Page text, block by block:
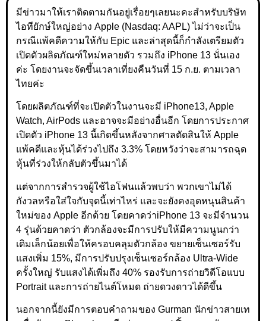
มีข่าวมาให้เราติดตามกันอยู่เรื่อยๆเลยนะคะสำหรับบริษัท
ไอทียักษ์ใหญ่อย่าง Apple (Nasdaq: AAPL) ไม่ว่าจะเป็น
กรณีแพ้คดีความให้กับ Epic และล่าสุดนี้ก็กำลังเตรียมตัว
เปิดตัวผลิตภัณฑ์ใหม่หลายตัว รวมถึง iPhone 13 นั่นเอง
ค่ะ โดยงานจะจัดขึ้นเวลาเที่ยงคืนวันที่ 15 ก.ย. ตามเวลา
ไทยค่ะ
โดยผลิตภัณฑ์ที่จะเปิดตัวในงานจะมี iPhone13, Apple
Watch, AirPods และอาจจะมีอย่างอื่นอีก โดยการประกาศ
เปิดตัว iPhone 13 นี้เกิดขึ้นหลังจากศาลตัดสินให้ Apple
แพ้คดีและหุ้นได้ร่วงไปถึง 3.3% โดยหวังว่าจะสามารถฉุด
หุ้นที่ร่วงให้กลับตัวขึ้นมาได้
แต่จากการสำรวจผู้ใช้ไอโฟนแล้วพบว่า พวกเขาไม่ได้
กังวลหรือใส่ใจกับจุดนี้เท่าไหร่ และจะยังคงอุดหนุนสินค้า
ใหม่ของ Apple อีกด้วย โดยคาดว่าiPhone 13 จะมีจำนวน
4 รุ่นด้วยคาดว่า ตัวกล้องจะมีการปรับให้มีความนูนกว่า
เดิมเล็กน้อยเพื่อให้ครอบคลุมตัวกล้อง ขยายเซ็นเซอร์รับ
แสงเพิ่ม 15%, มีการปรับปรุงเซ็นเซอร์กล้อง Ultra-Wide
ครั้งใหญ่ รับแสงได้เพิ่มถึง 40% รองรับการถ่ายวิดีโอแบบ
Portrait และการถ่ายไนต์โหมด ถ่ายดวงดาวได้ดีขึ้น
นอกจากนี้ยังมีการตอบคำถามของ Gurman นักข่าวสายเท